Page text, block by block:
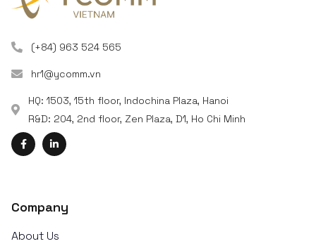
(+84) 963 524 565
hr1@ycomm.vn
HQ: 1503, 15th floor, Indochina Plaza, Hanoi
R&D: 204, 2nd floor, Zen Plaza, D1, Ho Chi Minh
Company
About Us